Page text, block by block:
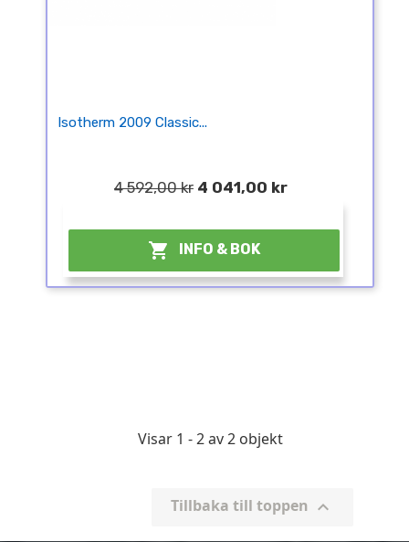
Isotherm 2009 Classic...
4 592,00 kr 4 041,00 kr
 INFO & BOK
Visar 1 - 2 av 2 objekt
Tillbaka till toppen 